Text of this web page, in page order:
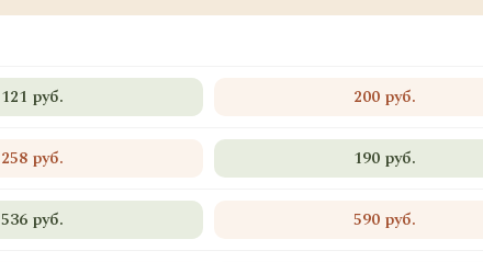
121 руб. 200 руб.
258 руб. 190 руб.
536 руб. 590 руб.